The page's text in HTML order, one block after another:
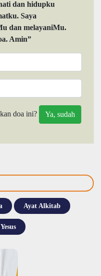
dan hidupku
Saya
dan melayaniMu.
Amin”
doa ini?
Ayat Alkitab